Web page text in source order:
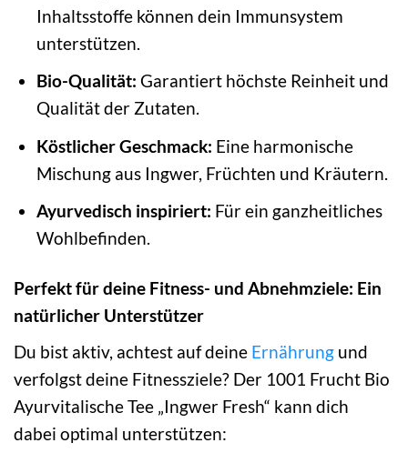
Inhaltsstoffe können dein Immunsystem
unterstützen.
Bio-Qualität: Garantiert höchste Reinheit und
Qualität der Zutaten.
Köstlicher Geschmack: Eine harmonische
Mischung aus Ingwer, Früchten und Kräutern.
Ayurvedisch inspiriert: Für ein ganzheitliches
Wohlbefinden.
Perfekt für deine Fitness- und Abnehmziele: Ein
natürlicher Unterstützer
Du bist aktiv, achtest auf deine Ernährung und
verfolgst deine Fitnessziele? Der 1001 Frucht Bio
Ayurvitalische Tee „Ingwer Fresh“ kann dich
dabei optimal unterstützen: